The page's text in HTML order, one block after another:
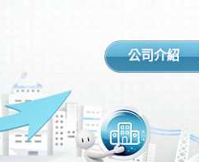
公司介紹